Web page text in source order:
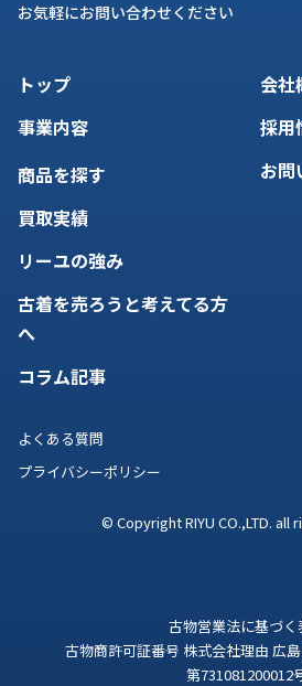
お気軽にお問い合わせください
トップ
事業内容
商品を探す
買取実績
リーユの強み
古着を売ろうと考えてる方
へ
コラム記事
会社
採用
お問
よくある質問
プライバシーポリシー
© Copyright RIYU CO.,LTD. all
古物営業法に基づく
古物商許可証番号 株式会社理由 広
第731081200012